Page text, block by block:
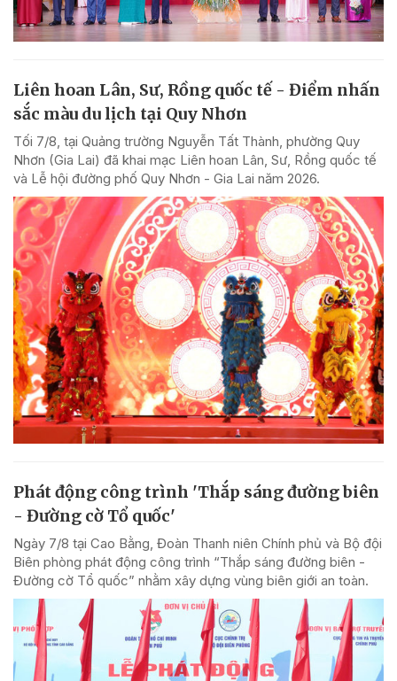
Liên hoan Lân, Sư, Rồng quốc tế - Điểm nhấn
sắc màu du lịch tại Quy Nhơn
Tối 7/8, tại Quảng trường Nguyễn Tất Thành, phường Quy
Nhơn (Gia Lai) đã khai mạc Liên hoan Lân, Sư, Rồng quốc tế
và Lễ hội đường phố Quy Nhơn - Gia Lai năm 2026.
Phát động công trình 'Thắp sáng đường biên
- Đường cờ Tổ quốc'
Ngày 7/8 tại Cao Bằng, Đoàn Thanh niên Chính phủ và Bộ đội
Biên phòng phát động công trình “Thắp sáng đường biên -
Đường cờ Tổ quốc” nhằm xây dựng vùng biên giới an toàn.